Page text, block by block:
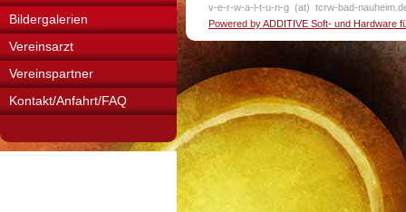
Bildergalerien
Vereinsarzt
Vereinspartner
Kontakt/Anfahrt/FAQ
v-e-r-w-a-l-t-u-n-g (at) tcrw-bad-
Powered by ADDITIVE Soft- und Hardware